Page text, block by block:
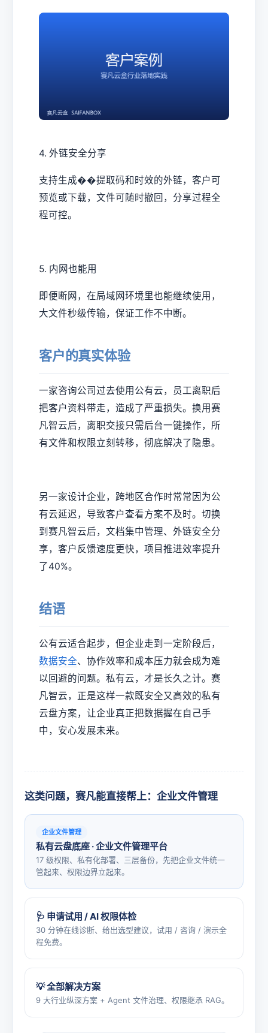
4. 外链安全分享
支持生成��提取码和时效的外链，客户可
预览或下载，文件可随时撤回，分享过程全
程可控。
5. 内网也能用
即便断网，在局域网环境里也能继续使用，
大文件秒级传输，保证工作不中断。
客户的真实体验
一家咨询公司过去使用公有云，员工离职后
把客户资料带走，造成了严重损失。换用赛
凡智云后，离职交接只需后台一键操作，所
有文件和权限立刻转移，彻底解决了隐患。
另一家设计企业，跨地区合作时常常因为公
有云延迟，导致客户查看方案不及时。切换
到赛凡智云后，文档集中管理、外链安全分
享，客户反馈速度更快，项目推进效率提升
了40%。
结语
公有云适合起步，但企业走到一定阶段后，
数据安全、协作效率和成本压力就会成为难
以回避的问题。私有云，才是长久之计。赛
凡智云，正是这样一款既安全又高效的私有
云盘方案，让企业真正把数据握在自己手
中，安心发展未来。
这类问题，赛凡能直接帮上：企业文件管理
企业文件管理
私有云盘底座 · 企业文件管理平台
17 级权限、私有化部署、三层备份，先把企业文件统一
管起来、权限边界立起来。
🩺 申请试用 / AI 权限体检
30 分钟在线诊断、给出选型建议，试用 / 咨询 / 演示全
程免费。
💡 全部解决方案
9 大行业纵深方案 + Agent 文件治理、权限继承 RAG。